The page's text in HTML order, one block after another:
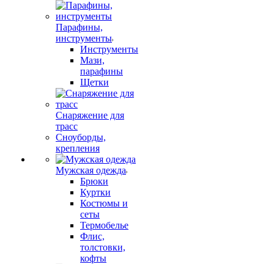
Парафины,
инструменты
Инструменты
Мази,
парафины
Щетки
Снаряжение для
трасс
Сноуборды,
крепления
Мужская одежда
Брюки
Куртки
Костюмы и
сеты
Термобелье
Флис,
толстовки,
кофты